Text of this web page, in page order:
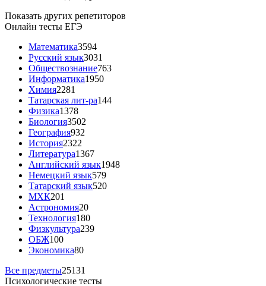
Показать других репетиторов
Онлайн тесты ЕГЭ
Математика3594
Русский язык3031
Обществознание763
Информатика1950
Химия2281
Татарская лит-ра144
Физика1378
Биология3502
География932
История2322
Литература1367
Английский язык1948
Немецкий язык579
Татарский язык520
МХК201
Астрономия20
Технология180
Физкультура239
ОБЖ100
Экономика80
Все предметы25131
Психологические тесты